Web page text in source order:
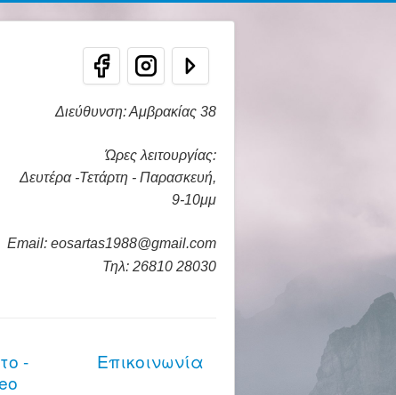
Διεύθυνση: Αμβρακίας 38
Ώρες λειτουργίας:
Δευτέρα -Τετάρτη - Παρασκευή,
9-10μμ
Email: eosartas1988@gmail.com
Τηλ: 26810 28030
-
Επικοινωνία